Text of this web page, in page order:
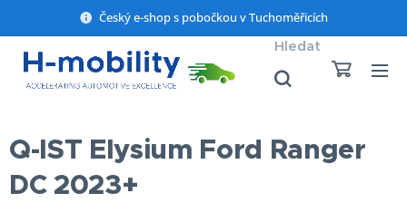
Český e-shop s pobočkou v Tuchoměřicích
Hledat
Q-IST Elysium Ford Ranger
DC 2023+